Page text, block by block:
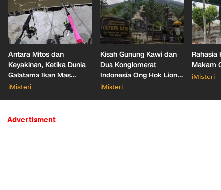
Antara Mitos dan
Keyakinan, Ketika Dunia
Galatama Ikan Mas
Bersentuhan dengan Hal
iMisteri
Kisah Gunung Kawi dan
Dua Konglomerat
Indonesia Ong Hok Liong
hingga Liem Sioe Liong
iMisteri
Rahasia
Makam
iMisteri
Advertisment